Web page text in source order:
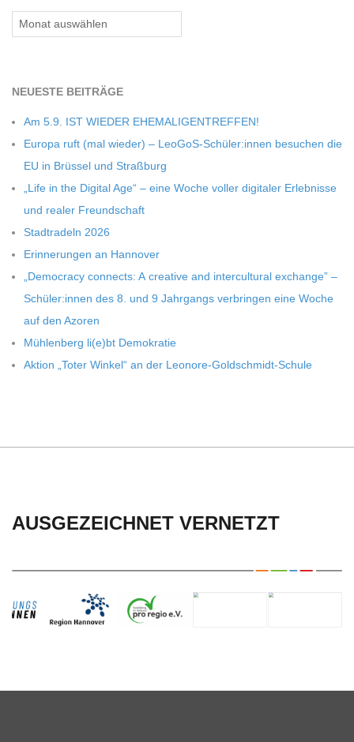
Archiv
NEU­ESTE BEITRÄGE
Am 5.9. IST WIEDER EHEMALIGENTREFFEN!
Europa ruft (mal wie­der) – LeoGoS-Schüler:innen besu­chen die
EU in Brüs­sel und Straßburg
„Life in the Digi­tal Age“ – eine Woche vol­ler digi­ta­ler Erleb­nisse
und rea­ler Freundschaft
Stadt­ra­deln 2026
Erin­ne­run­gen an Hannover
„Demo­cracy con­nects: A crea­tive and inter­cul­tu­ral exch­ange” –
Schüler:innen des 8. und 9 Jahr­gangs ver­brin­gen eine Woche
auf den Azoren
Müh­len­berg li(e)bt Demokratie
Aktion „Toter Win­kel“ an der Leonore-Goldschmidt-Schule
AUSGEZEICHNET VERNETZT